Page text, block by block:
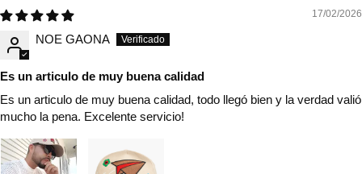
17/02/2026
NOE GAONA
Es un articulo de muy buena calidad
Es un articulo de muy buena calidad, todo llegó bien y la verdad valió
mucho la pena. Excelente servicio!